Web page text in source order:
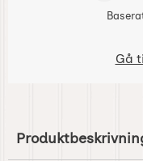
Gå